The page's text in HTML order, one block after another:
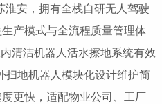
淮安，拥有全栈自研无人驾驶
产模式与全流程质量管理体
清洁机器人活水擦地系统有效
扫地机器人模块化设计维护简
更快，适配物业公司、工厂